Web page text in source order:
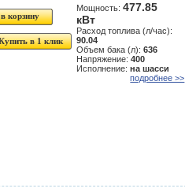
в 1 клик
Мощность:477.85
кВт
Расход топлива (л/час):
90.04
Объем бака (л):636
Напряжение:400
Исполнение:на шасси
подробнее >>